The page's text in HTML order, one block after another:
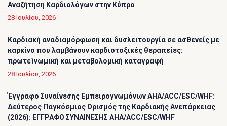
Αναζήτηση Καρδιολόγων στην Κύπρο
28 Ιουλίου, 2026
Καρδιακή αναδιαμόρφωση και δυσλειτουργία σε ασθενείς με
καρκίνο που λαμβάνουν καρδιοτοξικές θεραπείες:
πρωτεϊνωμική και μεταβολομική καταγραφή
28 Ιουλίου, 2026
Έγγραφο Συναίνεσης Εμπειρογνωμόνων AHA/ACC/ESC/WHF:
Δεύτερος Παγκόσμιος Ορισμός της Καρδιακής Ανεπάρκειας
(2026): ΕΓΓΡΑΦΟ ΣΥΝΑΙΝΕΣΗΣ AHA/ACC/ESC/WHF